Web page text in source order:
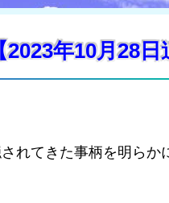
年10月28日
れてきた事柄を明らか